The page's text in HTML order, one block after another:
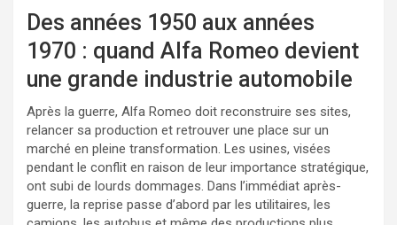
Des années 1950 aux années
1970 : quand Alfa Romeo devient
une grande industrie automobile
Après la guerre, Alfa Romeo doit reconstruire ses sites,
relancer sa production et retrouver une place sur un
marché en pleine transformation. Les usines, visées
pendant le conflit en raison de leur importance stratégique,
ont subi de lourds dommages. Dans l’immédiat après-
guerre, la reprise passe d’abord par les utilitaires, les